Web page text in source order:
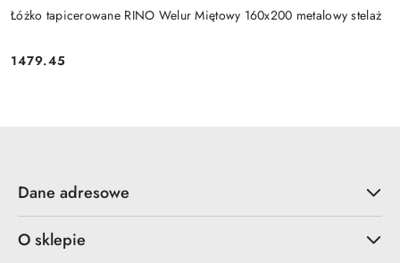
Łóżko tapicerowane RINO Welur Miętowy 160x200 metalowy stelaż
Cena:
1479.45
Dane adresowe
O sklepie